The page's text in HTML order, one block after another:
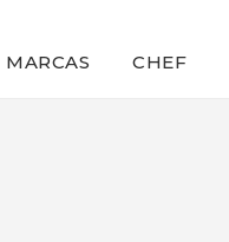
MARCAS CHEF